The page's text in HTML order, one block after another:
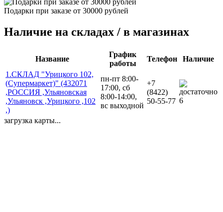
Подарки при заказе от 30000 рублей
Наличие на складах / в магазинах
Название
График
работы
Телефон
Наличие
1.СКЛАД "Урицкого 102,
(Супермаркет)" (432071
,РОССИЯ ,Ульяновская
,Ульяновск ,Урицкого ,102
,)
пн-пт 8:00-
17:00, сб
8:00-14:00,
вс выходной
+7
(8422)
50-55-77 6
загрузка карты...